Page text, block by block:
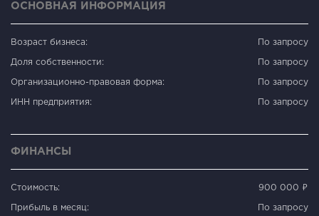
ОСНОВНАЯ ИНФОРМАЦИЯ
Возраст бизнеса: По запросу
Доля собственности: По запросу
Организационно-правовая форма: По запросу
ИНН предприятия: По запросу
ФИНАНСЫ
Стоимость: 900 000 ₽
Прибыль в месяц: По запросу